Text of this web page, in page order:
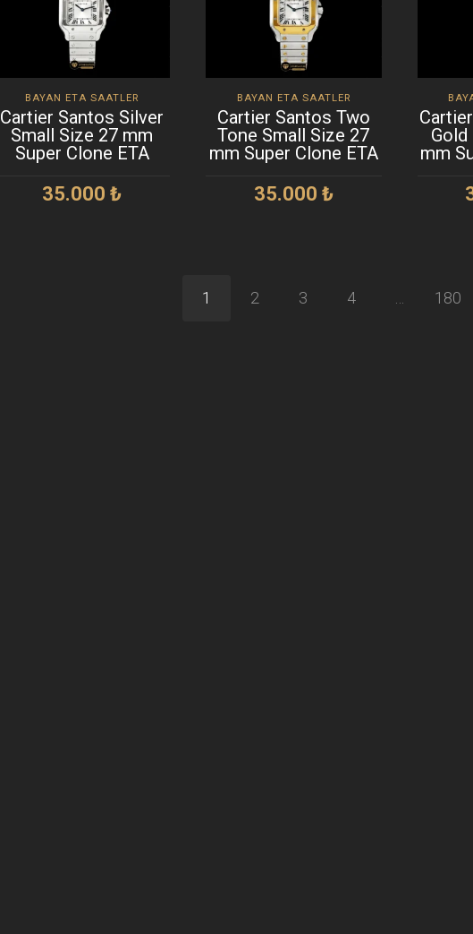
BAYAN ETA SAATLER
Cartier Santos Silver
Small Size 27 mm
Super Clone ETA
35.000₺
BAYAN ETA SAATLER
Cartier Santos Two
Tone Small Size 27
mm Super Clone ETA
35.000 ₺
Gold
mm
1 2 3 4 180